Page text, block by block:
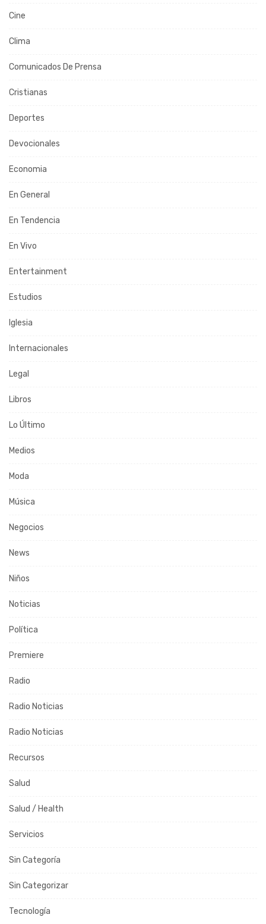
Cine
Clima
Comunicados De Prensa
Cristianas
Deportes
Devocionales
Economia
En General
En Tendencia
En Vivo
Entertainment
Estudios
Iglesia
Internacionales
Legal
Libros
Lo Último
Medios
Moda
Música
Negocios
News
Niños
Noticias
Política
Premiere
Radio
Radio Noticias
Radio Noticias
Recursos
Salud
Salud / Health
Servicios
Sin Categoría
Sin Categorizar
Tecnología